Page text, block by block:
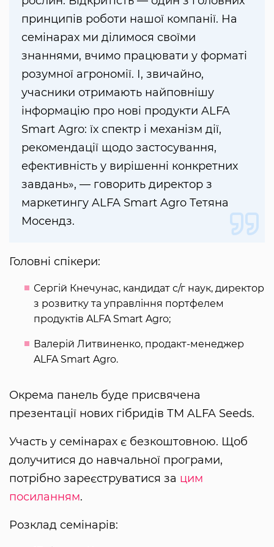
принципів роботи нашої компанії. На
семінарах ми ділимося своїми
знаннями, вчимо працювати у форматі
розумної агрономії. І, звичайно,
учасники отримають найповнішу
інформацію про нові продукти ALFA
Smart Agro: їх спектр і механізм дії,
рекомендації щодо застосування,
ефективність у вирішенні конкретних
завдань», — говорить директор з
маркетингу ALFA Smart Agro Тетяна
Мосендз.
Головні спікери:
Сергій Кнечунас, кандидат с/г наук, директор
з розвитку та управління портфелем
продуктів ALFA Smart Agro;
Валерій Литвиненко, продакт-менеджер
ALFA Smart Agro.
Окрема панель буде присвячена
презентації нових гібридів ТМ ALFA Seeds.
Участь у семінарах є безкоштовною. Щоб
долучитися до навчальної програми,
потрібно зареєструватися за цим
посиланням.
Розклад семінарів: